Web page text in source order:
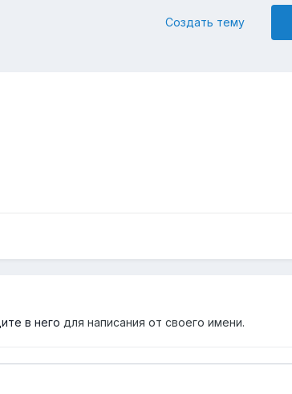
Создать тему
в него для написания от своего имени.